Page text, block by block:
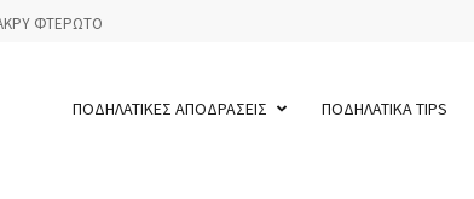
ΦΤΕΡΩΤΟ
ΠΟΔΗΛΑΤΙΚΕΣ ΑΠΟΔΡΑΣΕΙΣ ΠΟΔΗΛΑΤΙΚΑ TIPS